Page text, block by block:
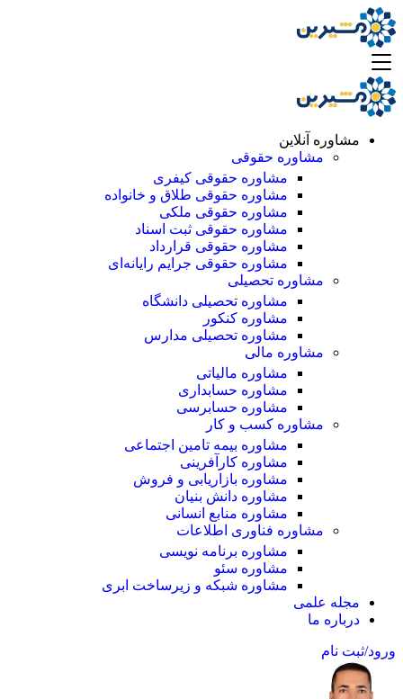
مشاوره آنلاین
مشاوره حقوقی
مشاوره حقوقی کیفری
مشاوره حقوقی طلاق و خانواده
مشاوره حقوقی ملکی
مشاوره حقوقی ثبت اسناد
مشاوره حقوقی قرارداد
مشاوره حقوقی جرایم رایانه‌ای
مشاوره تحصیلی
مشاوره تحصیلی دانشگاه
مشاوره کنکور
مشاوره تحصیلی مدارس
مشاوره مالی
مشاوره مالیاتی
مشاوره حسابداری
مشاوره حسابرسی
مشاوره کسب و کار
مشاوره بیمه تامین اجتماعی
مشاوره کارآفرینی
مشاوره بازاریابی و فروش
مشاوره دانش بنیان
مشاوره منابع انسانی
مشاوره فناوری اطلاعات
مشاوره برنامه نویسی
مشاوره سئو
مشاوره شبکه و زیرساخت ابری
مجله علمی
درباره ما
ورود/ثبت نام